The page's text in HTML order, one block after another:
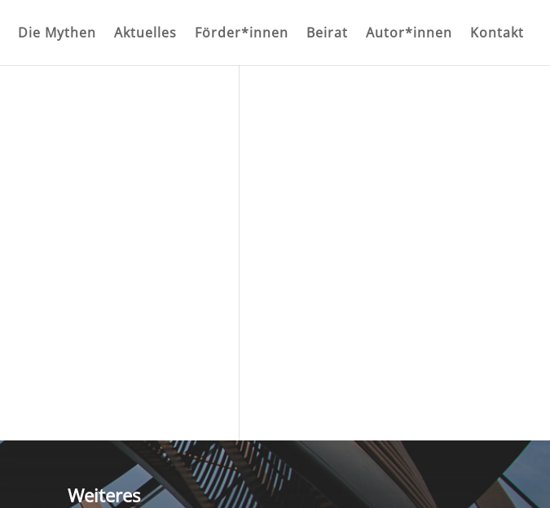
Die Mythen Aktuelles Förder*innen Beirat Autor*innen Kontakt
Weiteres